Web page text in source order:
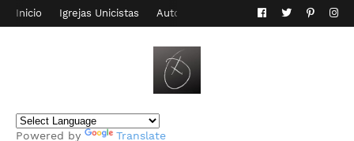
Inicio Igrejas Unicistas Autor do Blog Contato
Powered by Translate